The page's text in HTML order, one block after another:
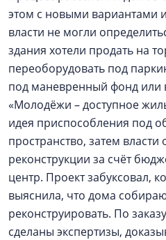
этом с новыми вариантами
власти не могли
здания хотели продать на
переоборудовать под
под маневренный фонд или
«Молодёжи – доступное
идея приспособления под
пространство, затем
реконструкции за счёт
центр. Проект забуксовал,
выяснила, что дома
реконструировать. По
сделаны экспертизы,